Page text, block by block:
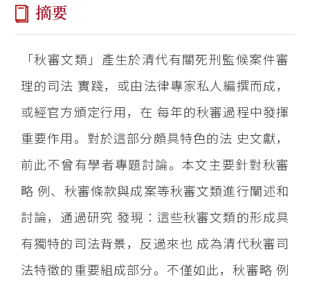
摘要
「秋審文類」產生於清代有關死刑監候案件審
理的司法 實踐，或由法律專家私人編撰而成，
或經官方頒定行用，在 每年的秋審過程中發揮
重要作用。對於這部分頗具特色的法 史文獻，
前此不曾有學者專題討論。本文主要針對秋審
略 例、秋審條款與成案等秋審文類進行闡述和
討論，通過研究 發現：這些秋審文類的形成具
有獨特的司法背景，反過來也 成為清代秋審司
法特徵的重要組成部分。不僅如此，秋審略 例